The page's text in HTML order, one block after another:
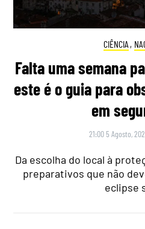
CIÊNCIA ,
Falta uma semana
este é o guia para
em
21:00 5 Agosto,
Da escolha do local à
preparativos que não
eclipse